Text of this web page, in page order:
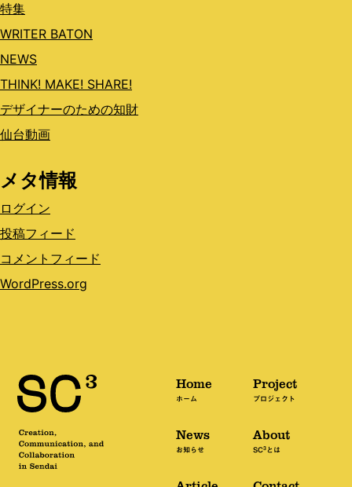
特集
WRITER BATON
NEWS
THINK! MAKE! SHARE!
デザイナーのための知財
仙台動画
メタ情報
ログイン
投稿フィード
コメントフィード
WordPress.org
Home
ホーム
News
お知らせ
Project
プロジェクト
About
SC3とは